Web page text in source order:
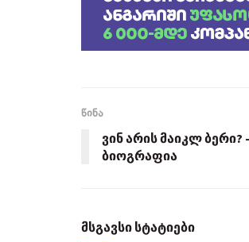
წინა
ვინ არის მაიკლ
ბიოგრაფია
მსგავსი სტატიები